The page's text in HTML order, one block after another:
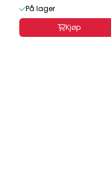
På lager
Kjøp